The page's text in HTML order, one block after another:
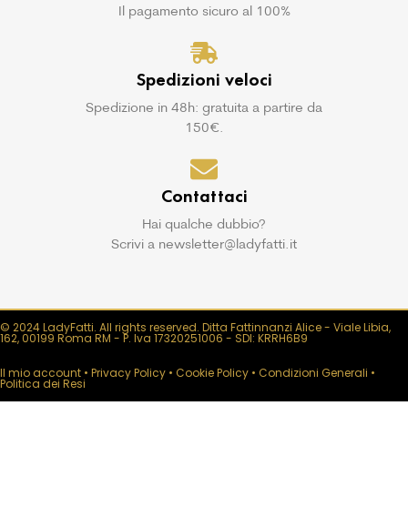
Il pagamento sicuro al 100%
Spedizioni veloci
Spedizione in 48h: gratuita a partire da
150€.
Contattaci
Hai qualche dubbio?
Scrivi a newsletter@ladyfatti.it
© 2024 LadyFatti. All rights reserved. Ditta Fattinnanzi Alice - Viale Libia,
162, 00199 Roma RM - P. Iva 17320251006 - SDI: KRRH6B9
Il mio account • Privacy Policy • Cookie Policy • Condizioni Generali •
Politica dei Resi